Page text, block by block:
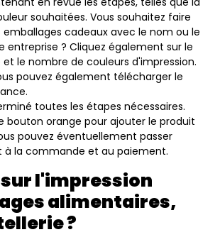
souhaitées. Vous souhaitez faire
cadeaux avec le nom ou le
entreprise ? Cliquez également sur le
et le nombre de couleurs d'impression.
pouvez également télécharger le
toutes les étapes nécessaires.
bouton orange pour ajouter le produit
pouvez éventuellement passer
la commande et au paiement.
l'impression
alimentaires,
?